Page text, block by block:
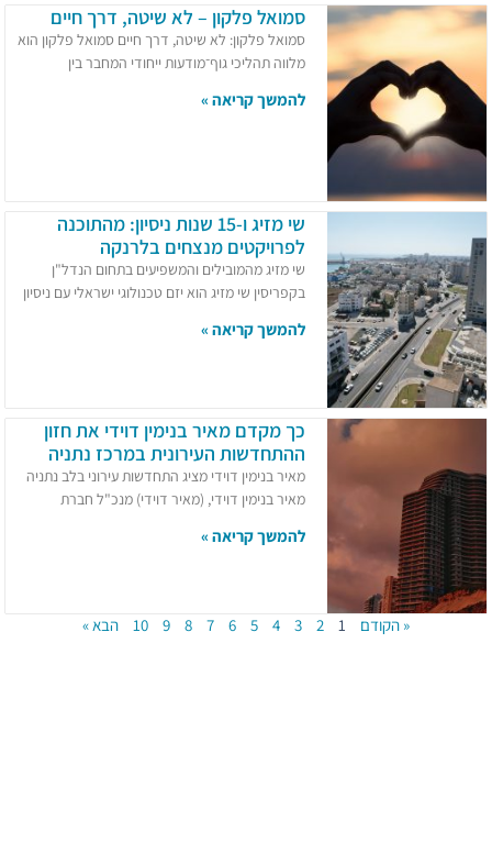
סמואל פלקון – לא שיטה, דרך חיים
סמואל פלקון: לא שיטה, דרך חיים סמואל פלקון הוא
מלווה תהליכי גוף־מודעות ייחודי המחבר בין
להמשך קריאה »
שי מזיג ו-15 שנות ניסיון: מהתוכנה
לפרויקטים מנצחים בלרנקה
שי מזיג מהמובילים והמשפיעים בתחום הנדל"ן
בקפריסין שי מזיג הוא יזם טכנולוגי ישראלי עם ניסיון
להמשך קריאה »
כך מקדם מאיר בנימין דוידי את חזון
ההתחדשות העירונית במרכז נתניה
מאיר בנימין דוידי מציג התחדשות עירוני בלב נתניה
מאיר בנימין דוידי, (מאיר דוידי) מנכ"ל חברת
להמשך קריאה »
« הקודם 1
2
3
4
5
6
7
8
9
10 הבא »